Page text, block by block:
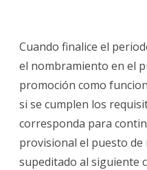
Cuando finalice el
el nombramiento en el
promoción como
si se cumplen los
corresponda para
provisional el puesto de
supeditado al siguiente